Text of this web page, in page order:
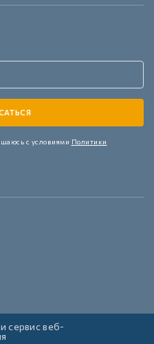
с условиями Политики
сервис веб-